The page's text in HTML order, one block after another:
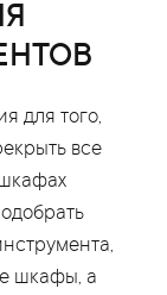
для того,
все
шкафы, а